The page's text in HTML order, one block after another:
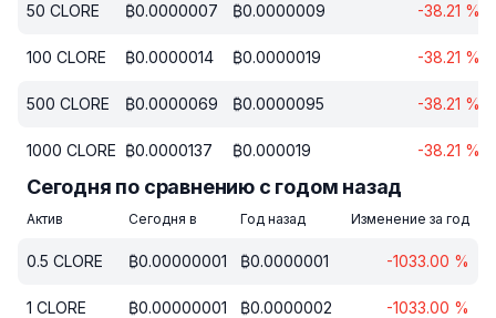
50 CLORE ₿0.0000007 ₿0.0000009 -38.21 %
100 CLORE ₿0.0000014 ₿0.0000019 -38.21 %
500 CLORE ₿0.0000069 ₿0.0000095 -38.21 %
1000 CLORE ₿0.0000137 ₿0.000019 -38.21 %
Сегодня по сравнению с годом назад
Актив Сегодня в Год назад Изменение за год
0.5 CLORE ₿0.00000001 ₿0.0000001 -1033.00 %
1 CLORE ₿0.00000001 ₿0.0000002 -1033.00 %